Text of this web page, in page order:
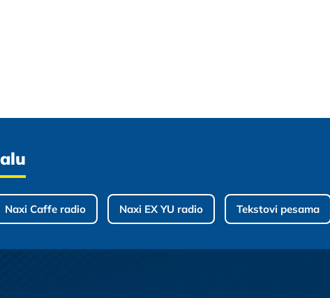
Naxi Caffe radio Naxi EX YU radio Tekstovi pesama